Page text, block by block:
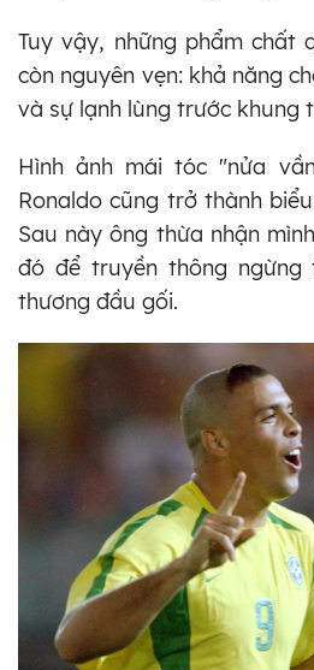
Tuy vậy, những phẩm chất
còn nguyên vẹn: khả năng
và sự lạnh lùng trước khung
Hình ảnh mái tóc "nửa
Ronaldo cũng trở thành
Sau này ông thừa nhận
đó để truyền thông
thương đầu gối.